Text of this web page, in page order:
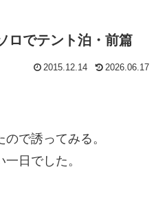
ロでテント泊・前篇
2015.12.14 2026.06.17
で誘ってみる。
日でした。